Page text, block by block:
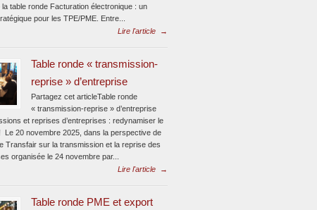
la table ronde Facturation électronique : un
pour les TPE/PME. Entre...
Lire l'article
→
Table ronde « transmission-
reprise » d’entreprise
Partagez cet articleTable ronde
« transmission-reprise » d’entreprise
et reprises d’entreprises : redynamiser le
Le 20 novembre 2025, dans la perspective de
Transfair sur la transmission et la reprise des
organisée le 24 novembre par...
Lire l'article
→
Table ronde PME et export